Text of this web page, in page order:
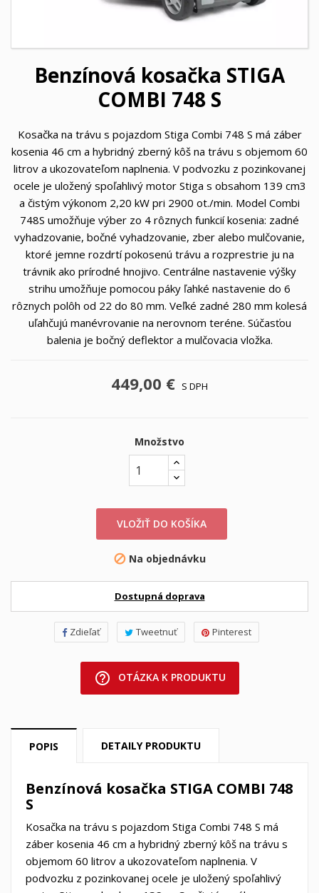
Benzínová kosačka STIGA
COMBI 748 S
Kosačka na trávu s pojazdom Stiga Combi 748 S má záber
kosenia 46 cm a hybridný zberný kôš na trávu s objemom 60
litrov a ukozovateľom naplnenia. V podvozku z pozinkovanej
ocele je uložený spoľahlivý motor Stiga s obsahom 139 cm3
a čistým výkonom 2,20 kW pri 2900 ot./min. Model Combi
748S umožňuje výber zo 4 rôznych funkcií kosenia: zadné
vyhadzovanie, bočné vyhadzovanie, zber alebo mulčovanie,
ktoré jemne rozdrtí pokosenú trávu a rozprestrie ju na
trávnik ako prírodné hnojivo. Centrálne nastavenie výšky
strihu umožňuje pomocou páky ľahké nastavenie do 6
rôznych polôh od 22 do 80 mm. Veľké zadné 280 mm kolesá
uľahčujú manévrovanie na nerovnom teréne. Súčasťou
balenia je bočný deflektor a mulčovacia vložka.
449,00 € S DPH
Množstvo
VLOŽIŤ DO KOŠÍKA
 Na objednávku
Dostupná doprava
Zdieľať Tweetnuť Pinterest
help_outline OTÁZKA K PRODUKTU
POPIS DETAILY PRODUKTU
Benzínová kosačka STIGA COMBI 748
S
Kosačka na trávu s pojazdom Stiga Combi 748 S má
záber kosenia 46 cm a hybridný zberný kôš na trávu s
objemom 60 litrov a ukozovateľom naplnenia. V
podvozku z pozinkovanej ocele je uložený spoľahlivý